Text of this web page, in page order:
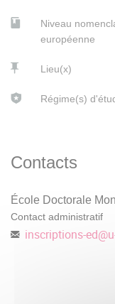
Niveau
européenne
Lieu(x)
Régime(s)
Contacts
École Doctorale
Contact administratif
inscriptions-ed@